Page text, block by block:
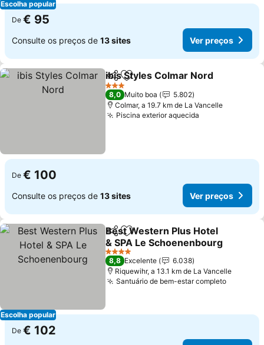
Escolha popular
De € 95
Consulte os preços de 13 sites Ver preços
PartilharAdicionar aos favoritos
ibis Styles Colmar Nord
3 Estrelas
8,0 Muito boa
5.802
Colmar, a 19.7 km de La Vancelle
Piscina exterior aquecida
De € 100
Consulte os preços de 13 sites Ver preços
Escolha popular
PartilharAdicionar aos favoritos
Best Western Plus Hotel
& SPA Le Schoenenbourg
4 Estrelas
8,8 Excelente
6.038
Riquewihr, a 13.1 km de La Vancelle
Santuário de bem-estar completo
De € 102